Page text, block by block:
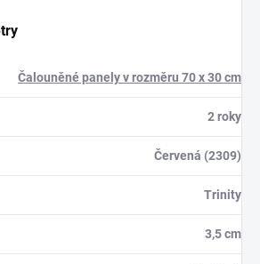
Čalouněné panely v rozměru 70 x 30 cm
2 roky
Červená (2309)
Trinity
3,5 cm